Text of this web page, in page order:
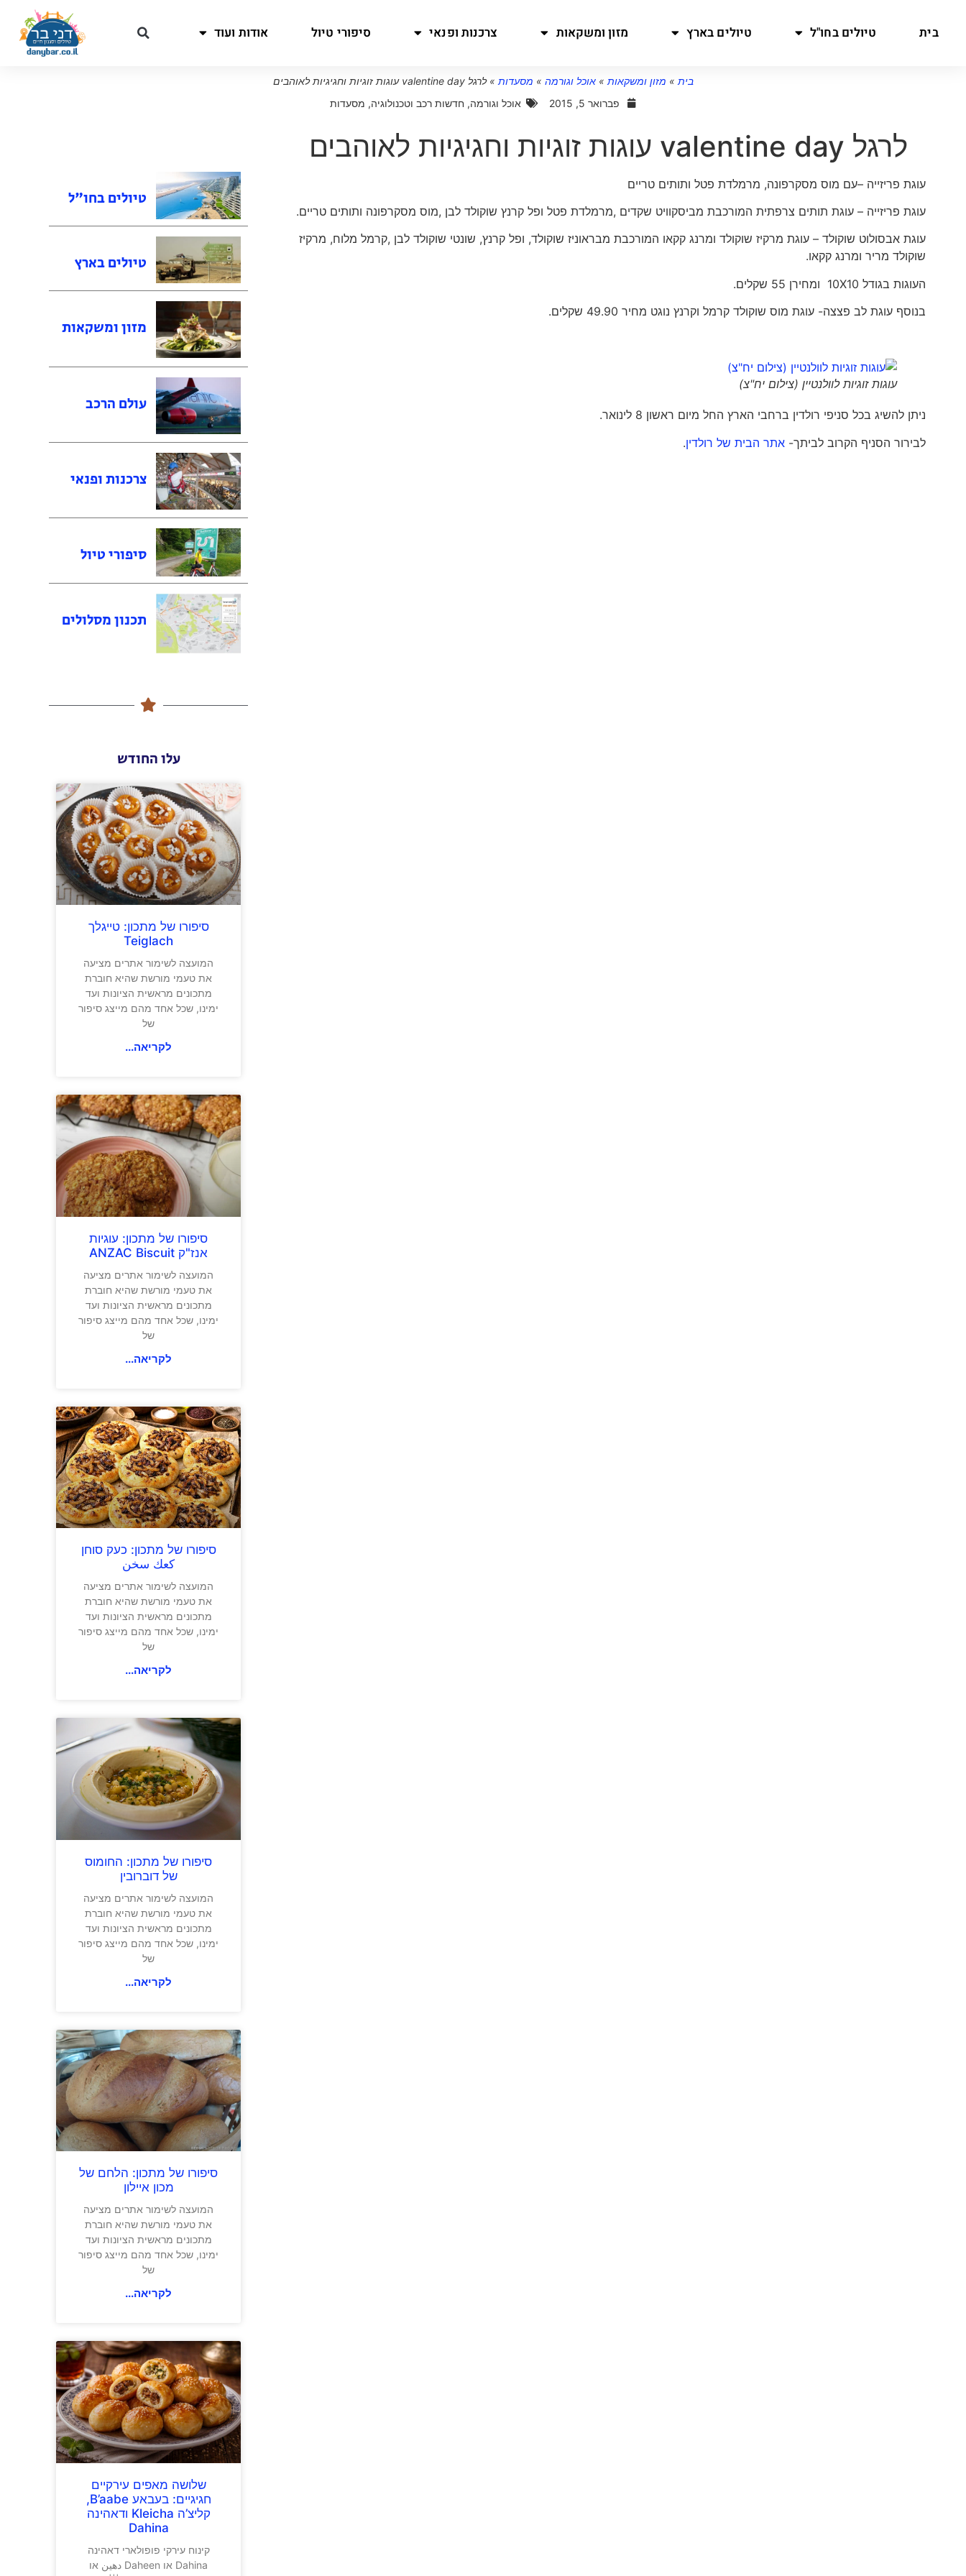
בית טיולים בחו"ל טיולים בארץ מזון ומשקאות צרכנות ופנאי סיפורי טיול אודות ועוד
בית » מזון ומשקאות »אוכל וגורמה » מסעדות »לרגל valentine day עוגות זוגיות וחגיגיות לאוהבים
פברואר 5, 2015
אוכל וגורמה, חדשות רכב וטכנולוגיה, מסעדות
לרגל valentine day עוגות זוגיות וחגיגיות לאוהבים
עוגת פריזייה –עם מוס מסקרפונה, מרמלדת פטל ותותים טריים
עוגת פריזייה – עוגת תותים צרפתית המורכבת מביסקוויט שקדים ,מרמלדת פטל ופל קרנץ שוקולד לבן ,מוס מסקרפונה ותותים טריים.
עוגת אבסולוט שוקולד – עוגת מרקיז שוקולד ומרנג קקאו המורכבת מבראוניז שוקולד, ופל קרנץ, שונטי שוקולד לבן ,קרמל מלוח, מרקיז
שוקולד מריר ומרנג קקאו.
העוגות בגודל 10X10 ומחירן 55 שקלים.
בנוסף עוגת לב פצצה- עוגת מוס שוקולד קרמל וקרנץ נוגט מחיר 49.90 שקלים.
עוגות זוגיות לוולנטיין (צילום יח"צ)
ניתן להשיג בכל סניפי רולדין ברחבי הארץ החל מיום ראשון 8 לינואר.
לבירור הסניף הקרוב לביתך-אתר הבית של רולדין.
טיולים בחו"ל
טיולים בארץ
מזון ומשקאות
עולם הרכב
צרכנות ופנאי
סיפורי טיול
תכנון מסלולים
עלו החודש
סיפורו של מתכון: טייגלך
Teiglach
המועצה לשימור אתרים מציעה
את טעמי מורשת שהיא חוברת
מתכונים מראשית הציונות ועד
ימינו, שכל אחד מהם מייצג סיפור
של
לקריאה...
סיפורו של מתכון: עוגיות
אנז"ק ANZAC Biscuit
המועצה לשימור אתרים מציעה
את טעמי מורשת שהיא חוברת
מתכונים מראשית הציונות ועד
ימינו, שכל אחד מהם מייצג סיפור
של
לקריאה...
סיפורו של מתכון: כעק סוחן
كعك سخن
המועצה לשימור אתרים מציעה
את טעמי מורשת שהיא חוברת
מתכונים מראשית הציונות ועד
ימינו, שכל אחד מהם מייצג סיפור
של
לקריאה...
סיפורו של מתכון: החומוס
של דוברובין
המועצה לשימור אתרים מציעה
את טעמי מורשת שהיא חוברת
מתכונים מראשית הציונות ועד
ימינו, שכל אחד מהם מייצג סיפור
של
לקריאה...
סיפורו של מתכון: הלחם של
מכון איילון
המועצה לשימור אתרים מציעה
את טעמי מורשת שהיא חוברת
מתכונים מראשית הציונות ועד
ימינו, שכל אחד מהם מייצג סיפור
של
לקריאה...
שלושה מאפים עירקיים
חגיגיים: בעבאע B’aabe,
קליצ’ה Kleicha ודאהינה
Dahina
קינוח עירקי פופולארי דאהינה
Dahina או Daheen دهين או